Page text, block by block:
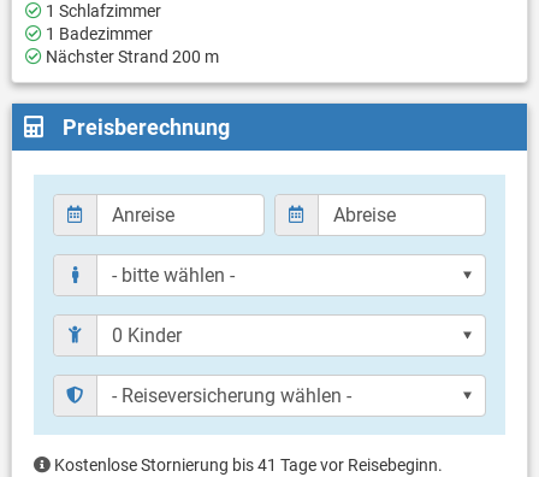
1 Schlafzimmer
1 Badezimmer
Nächster Strand 200 m
Preisberechnung
Kostenlose Stornierung bis 41 Tage vor Reisebeginn.